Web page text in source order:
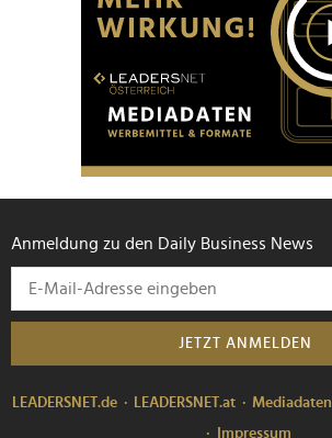
Anmeldung zu den Daily Business News
JETZT ANMELDEN
LEADERSNET.de LEADERSNET.at Mediadaten
Impressum